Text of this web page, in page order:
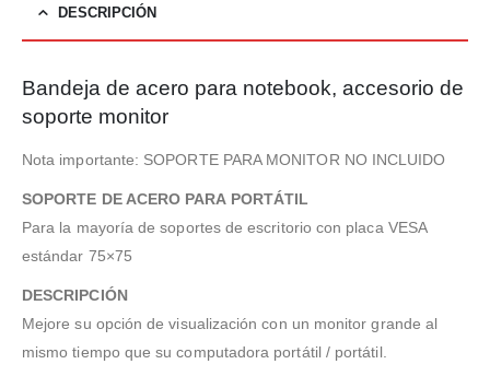
DESCRIPCIÓN
Bandeja de acero para notebook, accesorio de
soporte monitor
Nota importante: SOPORTE PARA MONITOR NO INCLUIDO
SOPORTE DE ACERO PARA PORTÁTIL
Para la mayoría de soportes de escritorio con placa VESA
estándar 75×75
DESCRIPCIÓN
Mejore su opción de visualización con un monitor grande al
mismo tiempo que su computadora portátil / portátil.